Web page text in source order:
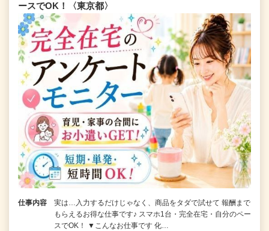
ースでOK！〈東京都〉
仕事内容
実は…入力するだけじゃなく、商品をタダで試せて 報酬まで
もらえるお得な仕事です♪ スマホ1台・完全在宅・自分のペー
スでOK！ ▼こんなお仕事です 化…